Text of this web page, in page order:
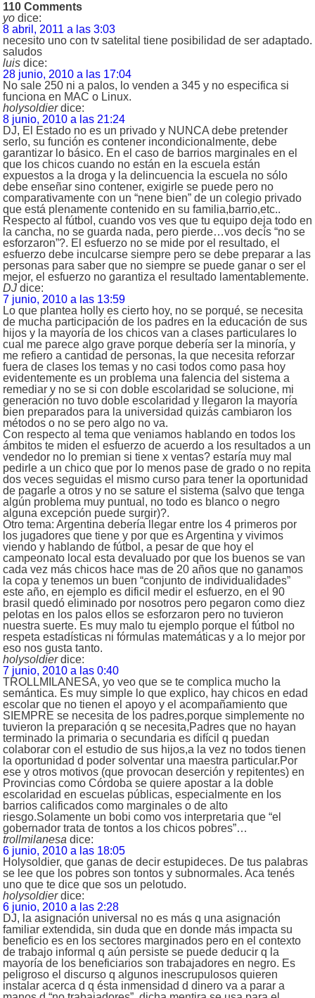
110 Comments
yo dice:
8 abril, 2011 a las 3:03
necesito uno con tv satelital tiene posibilidad de ser adaptado.
saludos
luis dice:
28 junio, 2010 a las 17:04
No sale 250 ni a palos, lo venden a 345 y no especifica si
funciona en MAC o Linux.
holysoldier dice:
8 junio, 2010 a las 21:24
DJ, El Estado no es un privado y NUNCA debe pretender
serlo, su función es contener incondicionalmente, debe
garantizar lo básico. En el caso de barrios marginales en el
que los chicos cuando no están en la escuela están
expuestos a la droga y la delincuencia la escuela no sólo
debe enseñar sino contener, exigirle se puede pero no
comparativamente con un “nene bien” de un colegio privado
que está plenamente contenido en su familia,barrio,etc..
Respecto al fútbol, cuando vos ves que tu equipo deja todo en
la cancha, no se guarda nada, pero pierde…vos decís “no se
esforzaron”?. El esfuerzo no se mide por el resultado, el
esfuerzo debe inculcarse siempre pero se debe preparar a las
personas para saber que no siempre se puede ganar o ser el
mejor, el esfuerzo no garantiza el resultado lamentablemente.
DJ dice:
7 junio, 2010 a las 13:59
Lo que plantea holly es cierto hoy, no se porqué, se necesita
de mucha participación de los padres en la educación de sus
hijos y la mayoría de los chicos van a clases particulares lo
cual me parece algo grave porque debería ser la minoría, y
me refiero a cantidad de personas, la que necesita reforzar
fuera de clases los temas y no casi todos como pasa hoy
evidentemente es un problema una falencia del sistema a
remediar y no se si con doble escolaridad se solucione, mi
generación no tuvo doble escolaridad y llegaron la mayoría
bien preparados para la universidad quizás cambiaron los
métodos o no se pero algo no va.
Con respecto al tema que veniamos hablando en todos los
ámbitos te miden el esfuerzo de acuerdo a los resultados a un
vendedor no lo premian si tiene x ventas? estaría muy mal
pedirle a un chico que por lo menos pase de grado o no repita
dos veces seguidas el mismo curso para tener la oportunidad
de pagarle a otros y no se sature el sistema (salvo que tenga
algún problema muy puntual, no todo es blanco o negro
alguna excepción puede surgir)?.
Otro tema: Argentina debería llegar entre los 4 primeros por
los jugadores que tiene y por que es Argentina y vivimos
viendo y hablando de fútbol, a pesar de que hoy el
campeonato local esta devaluado por que los buenos se van
cada vez más chicos hace mas de 20 años que no ganamos
la copa y tenemos un buen “conjunto de individualidades”
este año, en ejemplo es dificil medir el esfuerzo, en el 90
brasil quedó eliminado por nosotros pero pegaron como diez
pelotas en los palos ellos se esforzaron pero no tuvieron
nuestra suerte. Es muy malo tu ejemplo porque el fútbol no
respeta estadísticas ni fórmulas matemáticas y a lo mejor por
eso nos gusta tanto.
holysoldier dice:
7 junio, 2010 a las 0:40
TROLLMILANESA, yo veo que se te complica mucho la
semántica. Es muy simple lo que explico, hay chicos en edad
escolar que no tienen el apoyo y el acompañamiento que
SIEMPRE se necesita de los padres,porque simplemente no
tuvieron la preparación q se necesita,Padres que no hayan
terminado la primaria o secundaria es difícil q puedan
colaborar con el estudio de sus hijos,a la vez no todos tienen
la oportunidad d poder solventar una maestra particular.Por
ese y otros motivos (que provocan deserción y repitentes) en
Provincias como Córdoba se quiere apostar a la doble
escolaridad en escuelas públicas, especialmente en los
barrios calificados como marginales o de alto
riesgo.Solamente un bobi como vos interpretaria que “el
gobernador trata de tontos a los chicos pobres”…
trollmilanesa dice:
6 junio, 2010 a las 18:05
Holysoldier, que ganas de decir estupideces. De tus palabras
se lee que los pobres son tontos y subnormales. Aca tenés
uno que te dice que sos un pelotudo.
holysoldier dice:
6 junio, 2010 a las 2:28
DJ, la asignación universal no es más q una asignación
familiar extendida, sin duda que en donde más impacta su
beneficio es en los sectores marginados pero en el contexto
de trabajo informal q aún persiste se puede deducir q la
mayoría de los beneficiarios son trabajadores en negro. Es
peligroso el discurso q algunos inescrupulosos quieren
instalar acerca d q ésta inmensidad d dinero va a parar a